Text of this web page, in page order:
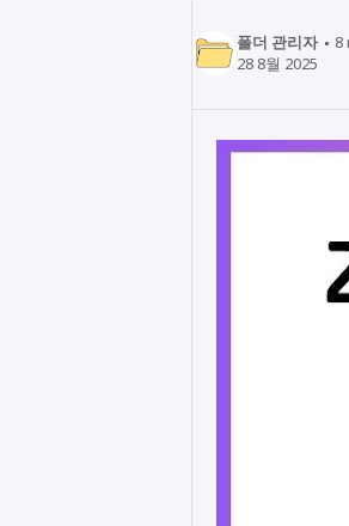
폴더 관리자 8
28 8월 2025